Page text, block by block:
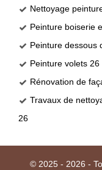
Nettoyage
Peinture boiserie
Peinture dessous
Peinture volets 26
Rénovation de
Travaux de
26
© 2025 - 2026 -